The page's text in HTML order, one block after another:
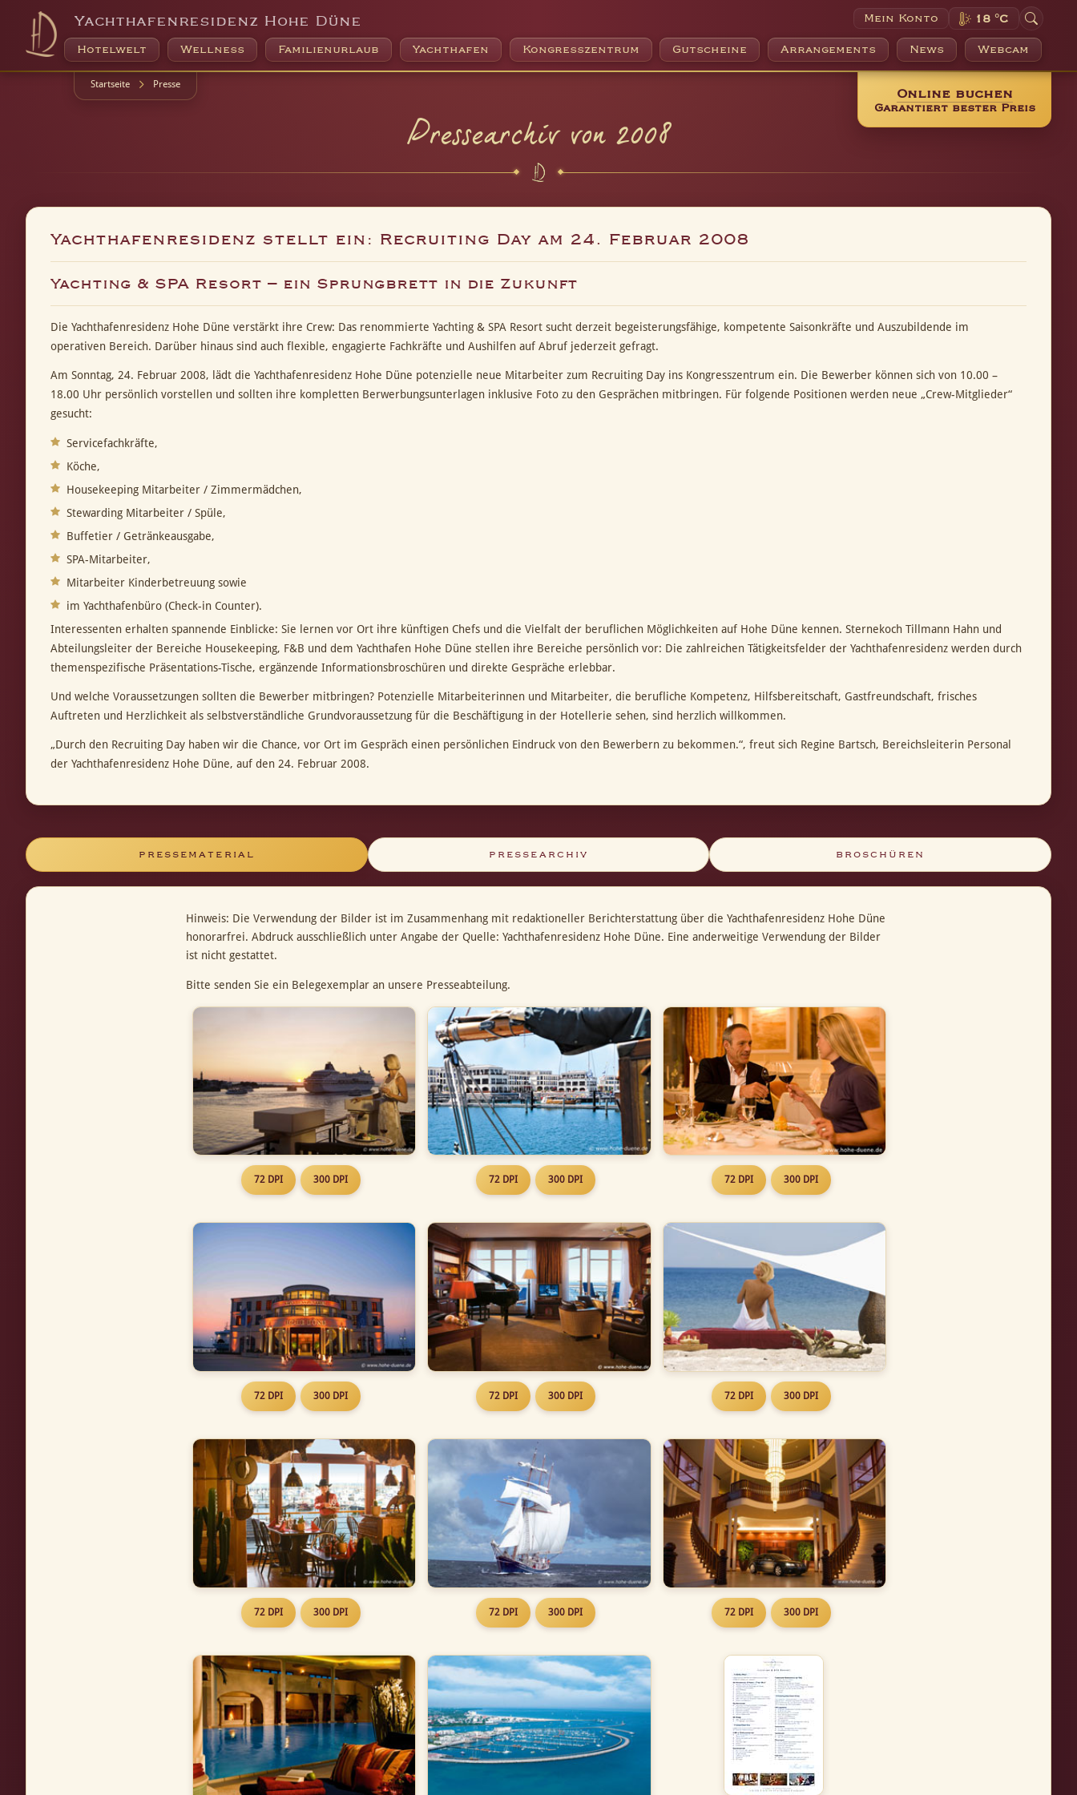
Yachthafenresidenz Hohe Düne
Hotelwelt Wellness Familienurlaub Yachthafen Kongresszentrum Gutscheine Arrangements News Webcam
Mein Konto 18 °C
Online buchen
Garantiert bester Preis
Startseite Presse
Pressearchiv von 2008
Yachthafenresidenz stellt ein: Recruiting Day am 24. Februar 2008
Yachting & SPA Resort – ein Sprungbrett in die Zukunft
Die Yachthafenresidenz Hohe Düne verstärkt ihre Crew: Das renommierte Yachting & SPA Resort sucht derzeit begeisterungsfähige, kompetente Saisonkräfte und Auszubildende im
operativen Bereich. Darüber hinaus sind auch flexible, engagierte Fachkräfte und Aushilfen auf Abruf jederzeit gefragt.
Am Sonntag, 24. Februar 2008, lädt die Yachthafenresidenz Hohe Düne potenzielle neue Mitarbeiter zum Recruiting Day ins Kongresszentrum ein. Die Bewerber können sich von 10.00 –
18.00 Uhr persönlich vorstellen und sollten ihre kompletten Berwerbungsunterlagen inklusive Foto zu den Gesprächen mitbringen. Für folgende Positionen werden neue „Crew-Mitglieder“
gesucht:
Servicefachkräfte,
Köche,
Housekeeping Mitarbeiter / Zimmermädchen,
Stewarding Mitarbeiter / Spüle,
Buffetier / Getränkeausgabe,
SPA-Mitarbeiter,
Mitarbeiter Kinderbetreuung sowie
im Yachthafenbüro (Check-in Counter).
Interessenten erhalten spannende Einblicke: Sie lernen vor Ort ihre künftigen Chefs und die Vielfalt der beruflichen Möglichkeiten auf Hohe Düne kennen. Sternekoch Tillmann Hahn und
Abteilungsleiter der Bereiche Housekeeping, F&B und dem Yachthafen Hohe Düne stellen ihre Bereiche persönlich vor: Die zahlreichen Tätigkeitsfelder der Yachthafenresidenz werden durch
themenspezifische Präsentations-Tische, ergänzende Informationsbroschüren und direkte Gespräche erlebbar.
Und welche Voraussetzungen sollten die Bewerber mitbringen? Potenzielle Mitarbeiterinnen und Mitarbeiter, die berufliche Kompetenz, Hilfsbereitschaft, Gastfreundschaft, frisches
Auftreten und Herzlichkeit als selbstverständliche Grundvoraussetzung für die Beschäftigung in der Hotellerie sehen, sind herzlich willkommen.
„Durch den Recruiting Day haben wir die Chance, vor Ort im Gespräch einen persönlichen Eindruck von den Bewerbern zu bekommen.“, freut sich Regine Bartsch, Bereichsleiterin Personal
der Yachthafenresidenz Hohe Düne, auf den 24. Februar 2008.
PRESSEMATERIAL PRESSEARCHIV BROSCHÜREN
Hinweis: Die Verwendung der Bilder ist im Zusammenhang mit redaktioneller Berichterstattung über die Yachthafenresidenz Hohe Düne
honorarfrei. Abdruck ausschließlich unter Angabe der Quelle: Yachthafenresidenz Hohe Düne. Eine anderweitige Verwendung der Bilder
ist nicht gestattet.
Bitte senden Sie ein Belegexemplar an unsere Presseabteilung.
72 DPI 300 DPI 72 DPI 300 DPI 72 DPI 300 DPI
72 DPI 300 DPI 72 DPI 300 DPI 72 DPI 300 DPI
72 DPI 300 DPI 72 DPI 300 DPI 72 DPI 300 DPI